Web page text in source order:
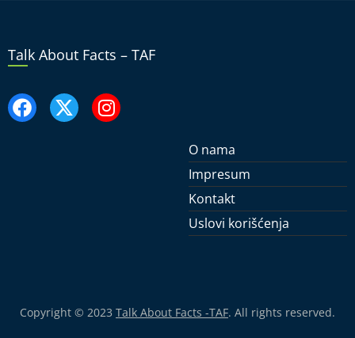
Talk About Facts – TAF
O nama
Impresum
Kontakt
Uslovi korišćenja
Copyright © 2023 Talk About Facts -TAF. All rights reserved.